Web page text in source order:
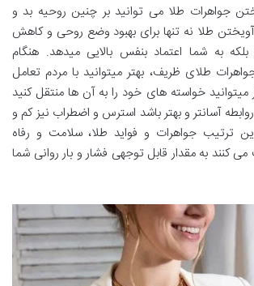
جواهرات طلا می توانید بر چنین روحیه بد و
آویختن طلا نه تنها برای بهبود وضع روحی و کاهش
به شما اعتماد بنفس بالایی میدهد. هنگام
طلای ظریف، بهتر میتوانید با مردم تعامل
میتوانید خواسته های خود را به آن ها منتقل کنید
آسانتر و بهتر باشد استرس و اضطراب نیز کم و
ترتیب جواهرات و فواید طلا، سلامت و رفاه
کنند به مقدار قابل توجهی فشار و بار روانی شما